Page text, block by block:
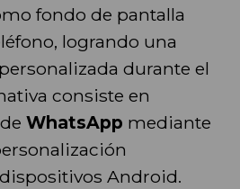
fondo de pantalla
logrando una
durante el
consiste en
WhatsApp mediante
Android.